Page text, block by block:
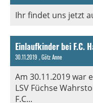
Ihr findet uns jetzt
Einlaufkinder bei F.C.
30.11.2019 , Götz Anne
Am 30.11.2019 war
LSV Füchse
F.C...